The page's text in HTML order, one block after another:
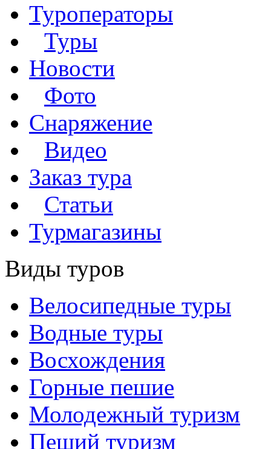
Туроператоры
Туры
Новости
Фото
Снаряжение
Видео
Заказ тура
Статьи
Турмагазины
Виды туров
Велосипедные туры
Водные туры
Восхождения
Горные пешие
Молодежный туризм
Пеший туризм